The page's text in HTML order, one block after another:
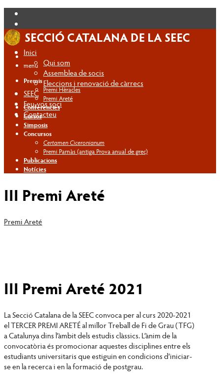
Inici
Qui som
Assemblea de socis
Eleccions i renovació de càrrecs
SEEC
Feu-vos soci
Contacteu
menú
Premis
Premi Hèracles
Premi Areté
Conferències
Cursos
Simposis
Concursos
Certamen Ciceronianum
Premi Parnàs (antiga Prova anual de grec)
Publicacions
Notícies
III Premi Areté
Premi Areté
III Premi Areté 2021
La Secció Catalana de la SEEC convoca per al curs 2020-2021
el TERCER PREMI ARETÉ al millor Treball de Fi de Grau (TFG)
a Catalunya dins l’àmbit dels estudis clàssics. L’ànim de la
convocatòria és promocionar aquestes disciplines entre els
estudiants universitaris que estiguin en condicions d’iniciar-
se en la recerca i en la formació de postgrau.